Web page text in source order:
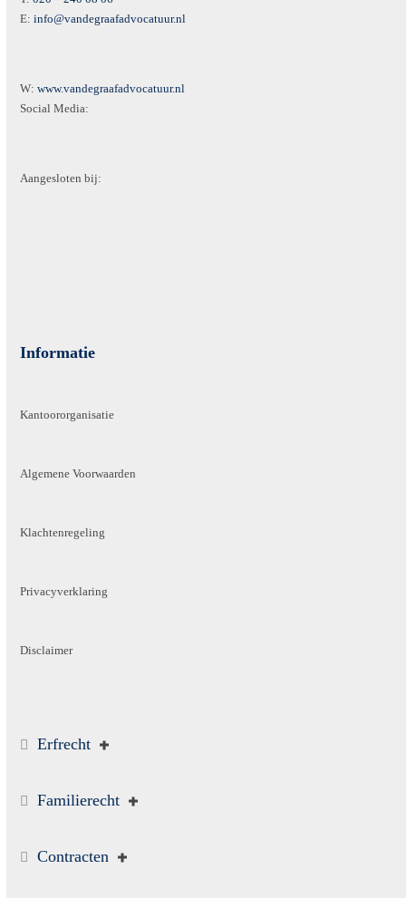
E:info@vandegraafadvocatuur.nl
W:www.vandegraafadvocatuur.nl
Social Media:
Aangesloten bij:
Informatie
Kantoororganisatie
Algemene Voorwaarden
Klachtenregeling
Privacyverklaring
Disclaimer
Erfrecht
Familierecht
Contracten